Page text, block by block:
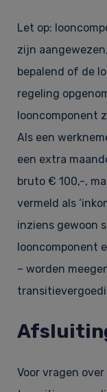
Let op:
zijn
bepalend of de
regeling
looncomponent
Als een
een extra
bruto € 100,-,
vermeld als
inziens gewoon
looncomponent
– worden
Voor vragen